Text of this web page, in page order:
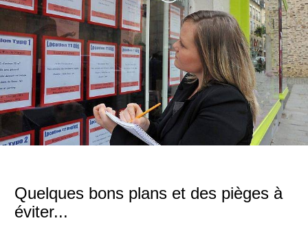
Quelques bons plans et des pièges à
éviter...